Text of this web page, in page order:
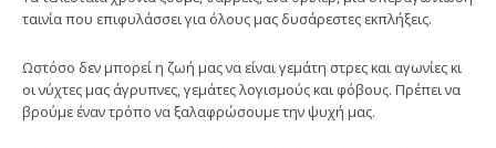
ταινία που επιφυλάσσει για όλους μας δυσάρεστες εκπλήξεις.
Ωστόσο δεν μπορεί η ζωή μας να είναι γεμάτη στρες και αγωνίες κι
οι νύχτες μας άγρυπνες, γεμάτες λογισμούς και φόβους. Πρέπει να
βρούμε έναν τρόπο να ξαλαφρώσουμε την ψυχή μας.